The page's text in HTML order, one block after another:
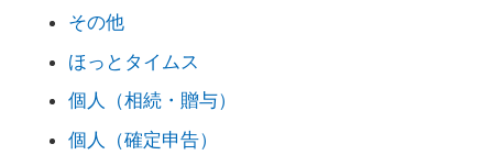
その他
ほっとタイムス
個人（相続・贈与）
個人（確定申告）